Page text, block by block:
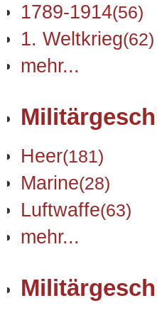
1789-1914(56)
1. Weltkrieg(62)
mehr...
Heer(181)
Marine(28)
Luftwaffe(63)
mehr...